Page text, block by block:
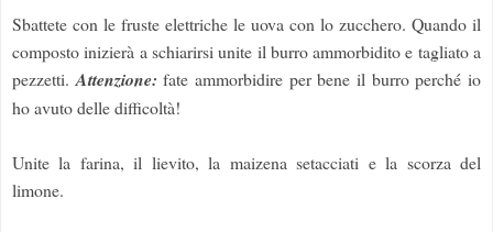
Sbattete con le fruste elettriche le uova con lo zucchero. Quando il
composto inizierà a schiarirsi unite il burro ammorbidito e tagliato a
pezzetti.Attenzione: fate ammorbidire per bene il burro perché io
ho avuto delle difficoltà!
Unite la farina, il lievito, la maizena setacciati e la scorza del
limone.